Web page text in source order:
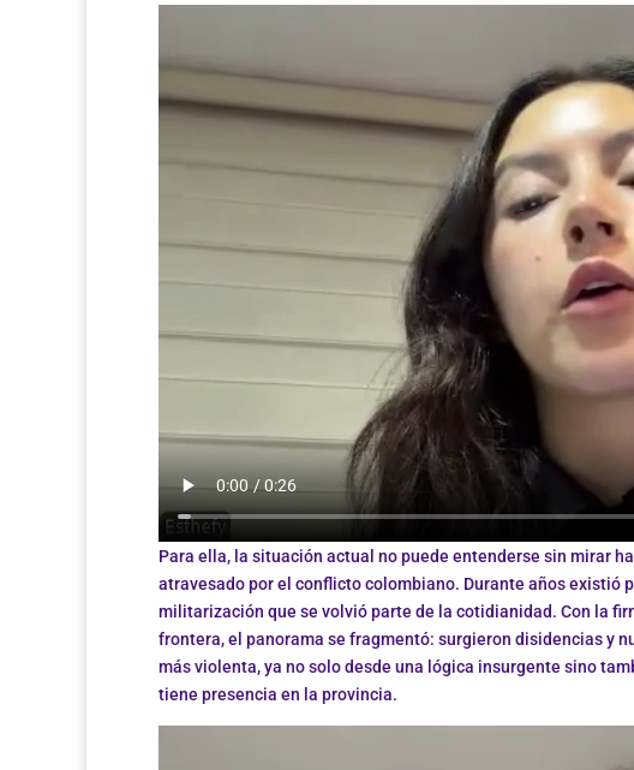
Para ella, la situación actual no puede entenderse sin mirar
atravesado por el conflicto colombiano. Durante años existió
militarización que se volvió parte de la cotidianidad. Con la
frontera, el panorama se fragmentó: surgieron disidencias y
más violenta, ya no solo desde una lógica insurgente sino
tiene presencia en la provincia.